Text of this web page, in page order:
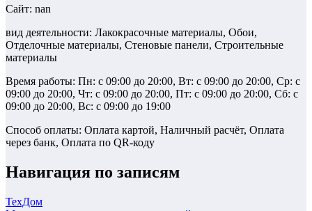
Сайт: nan
вид деятельности: Лакокрасочные материалы, Обои,
Отделочные материалы, Стеновые панели, Строительные
материалы
Время работы: Пн: с 09:00 до 20:00, Вт: с 09:00 до 20:00, Ср: с
09:00 до 20:00, Чт: с 09:00 до 20:00, Пт: с 09:00 до 20:00, Сб: с
09:00 до 20:00, Вс: с 09:00 до 19:00
Способ оплаты: Оплата картой, Наличный расчёт, Оплата
через банк, Оплата по QR-коду
Навигация по записям
ТехДом